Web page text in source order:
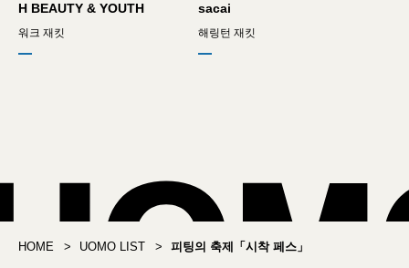
H BEAUTY & YOUTH
워크 재킷
sacai
해링턴 재킷
HOME UOMO LIST 피팅의 축제「시착 페스」